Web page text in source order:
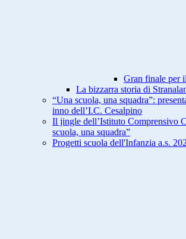
Gran finale per
La bizzarra storia di
“Una scuola, una squadra”:
inno dell’I.C. Cesalpino
Il jingle dell’Istituto Comprensivo
scuola, una squadra”
Progetti scuola dell'Infanzia a.s.